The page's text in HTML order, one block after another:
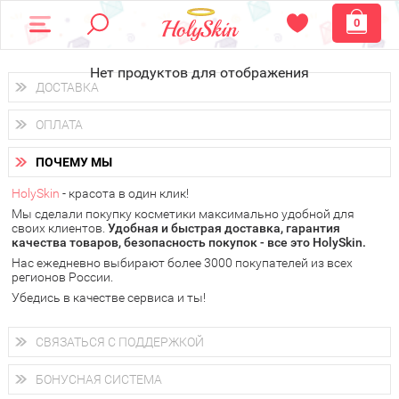
0
Нет продуктов для отображения
ДОСТАВКА
Доставка осуществляетсяпо всем городам России.
Вы можете выбрать доставку курьером, Почтой России или
получить заказ в пунктах выдачи PickPoint или пункте
самовывоза.
В 20 городах России доставка осуществляется ужена
следующий день.
у Вас всегда есть возможность получитьбесплатную
доставку от HolySkin.
подробнее об условиях доставки и оплаты в Вашем городе
ОПЛАТА
Вы можете оплатить свой заказ любым удобным способом:
наличными деньгами (
через интернет-банк (Альфа-банк, Сбербанк) и другими
электронными способами.
ПОЧЕМУ МЫ
HolySkin - красота в один клик!
Мы сделали покупку косметики максимально удобной для
своих клиентов. Удобная и быстрая доставка, гарантия
качества товаров, безопасность покупок - все это HolySkin.
Нас ежедневно выбирают более 3000 покупателей из всех
регионов России.
Убедись в качестве сервиса и ты!
СВЯЗАТЬСЯ С ПОДДЕРЖКОЙ
+7 (800) 707-24-55
Мы будем рады ответить на все Ваши вопросы по работе
магазина, проконсультировать по товарам, рассказать о
БОНУСНАЯ СИСТЕМА